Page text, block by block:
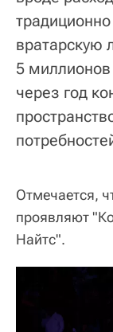
вратарскую
5
через год
Отмечается,
проявляют
Найтс".